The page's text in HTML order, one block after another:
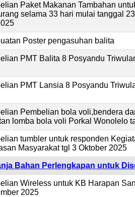
Paket Makanan Tambahan
selama 33 hari mulai tanggal
Poster pengasuhan balita
PMT Balita 8 Posyandu
PMT Lansia 8 Posyandu
Pembelian bola voli,bendera
lomba bola voli Porkal Wonolelo
tumbler untuk responden
Masyarakat tgl 3 Oktober 2025
Bahan Perlengkapan untuk
Wireless untuk KB Harapan
2025